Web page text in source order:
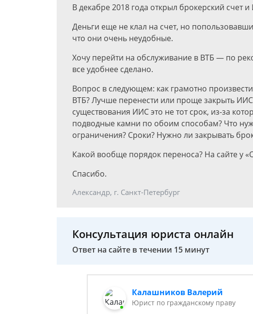
В декабре 2018 года открыл брокерский счет
Деньги еще не клал на счет, но
что они очень неудобные.
Хочу перейти на обслуживание в ВТБ — по
все удобнее сделано.
Вопрос в следующем: как грамотно
ВТБ? Лучше перенести или проще закрыть
существования ИИС это не тот срок, из-за
подводные камни по обоим способам? Что
ограничения? Сроки? Нужно ли закрывать
Какой вообще порядок переноса? На сайте у
Спасибо.
Александр, г. Санкт-Петербург
Консультация юриста онлайн
Ответ на сайте в течении 15 минут
Калашников Валерий
Юрист по гражданскому праву